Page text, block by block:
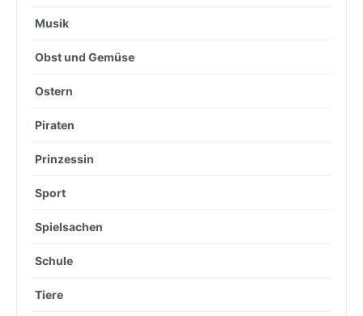
Musik
Obst und Gemüse
Ostern
Piraten
Prinzessin
Sport
Spielsachen
Schule
Tiere